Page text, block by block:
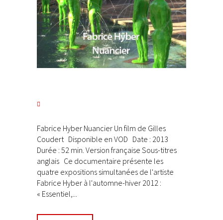
Fabrice Hyber Nuancier Un film de Gilles
Coudert Disponible en VOD Date : 2013
Durée : 52 min. Version française Sous-titres
anglais Ce documentaire présente les
quatre expositions simultanées de l'artiste
Fabrice Hyber à l'automne-hiver 2012 :
« Essentiel,...